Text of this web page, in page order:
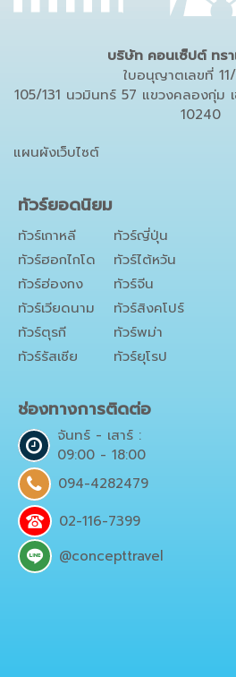
บริษัท คอนเซ็ปต์ ทร
ใบอนุญาตเลขที่
105/131 นวมินทร์ 57 แขวงคลองกุ่ม
10240
แผนผังเว็บไซต์
ทัวร์ยอดนิยม
ทัวร์เกาหลี
ทัวร์ฮอกไกโด
ทัวร์ฮ่องกง
ทัวร์เวียดนาม
ทัวร์ตุรกี
ทัวร์รัสเซีย
ทัวร์ญี่ปุ่น
ทัวร์ไต้หวัน
ทัวร์จีน
ทัวร์สิงคโปร์
ทัวร์พม่า
ทัวร์ยุโรป
ช่องทางการติดต่อ
จันทร์ - เสาร์ :
09:00 - 18:00
094-4282479
02-116-7399
@concepttravel